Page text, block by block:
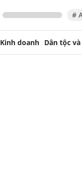
#
Kinh doanh Dân tộc